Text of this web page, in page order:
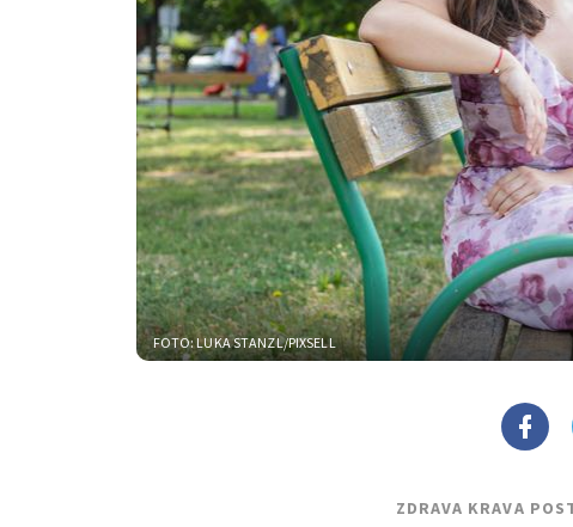
FOTO: LUKA STANZL/PIXSELL
ZDRAVA KRAVA